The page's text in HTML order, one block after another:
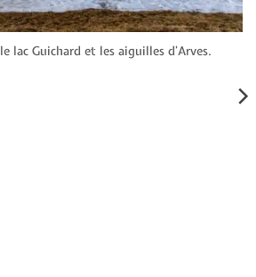
lac Guichard et les aiguilles d’Arves.